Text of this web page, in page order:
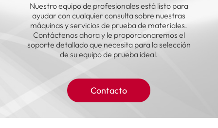
Nuestro equipo de profesionales está listo para
ayudar con cualquier consulta sobre nuestras
máquinas y servicios de prueba de materiales.
Contáctenos ahora y le proporcionaremos el
soporte detallado que necesita para la selección
de su equipo de prueba ideal.
Contacto